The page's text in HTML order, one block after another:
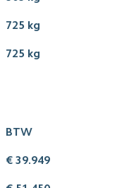
725 kg
725 kg
BTW
€ 39.949